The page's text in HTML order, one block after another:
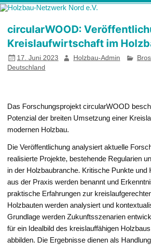
Zum
Inhalt
Förderung von Bildung im Themenfeld "Holz
circularWOOD:
Kreislaufwirtschaft im
17. Juni 2023 Holzbau-Admin
Deutschland
Das Forschungsprojekt circularWOOD
Potenzial der breiten Umsetzung einer
modernen Holzbau.
Die Veröffentlichung analysiert aktuelle
realisierte Projekte, bestehende Regularien
in der Holzbaubranche. Kritische Punkte und
aus der Praxis werden benannt und
praktische Erfahrungen zur
Holzbauten werden analysiert und
Grundlage werden Zukunftsszenarien
für ein Idealbild des kreislauffähigen
abbilden. Die Ergebnisse dienen als